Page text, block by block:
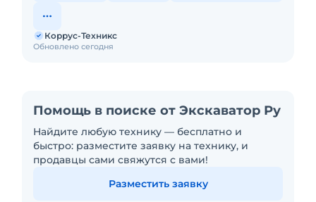
Обновлено сегодня
Коррус-Техникс
Помощь в поиске от Экскаватор Ру
Найдите любую технику — бесплатно и
быстро: разместите заявку на технику, и
продавцы сами свяжутся с вами!
Разместить заявку